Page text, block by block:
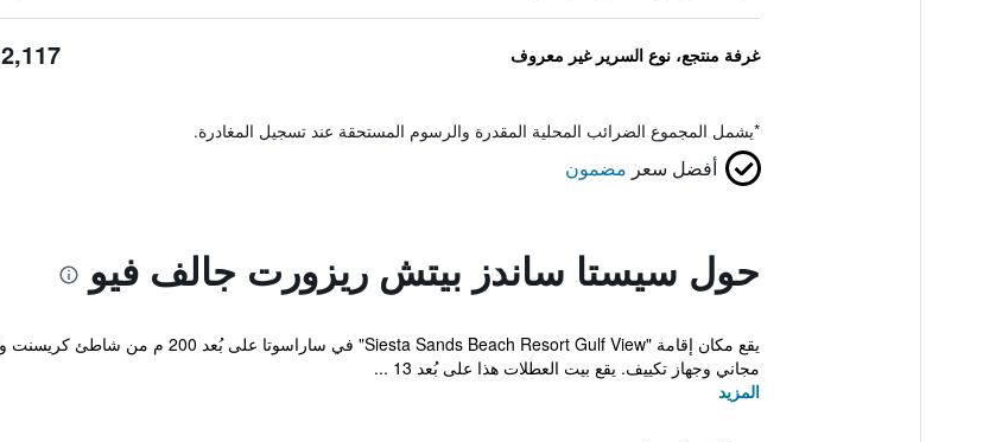
غرفة منتجع، نوع السرير غير معروف 2,117 ﷼
*يشمل المجموع الضرائب المحلية المقدرة والرسوم المستحقة عند تسجيل المغادرة.
أفضل سعر مضمون
حول سيستا ساندز بيتش ريزورت جالف فيو
مجاني وجهاز تكييف. يقع بيت العطلات هذا على بُعد 13 ...
المزيد